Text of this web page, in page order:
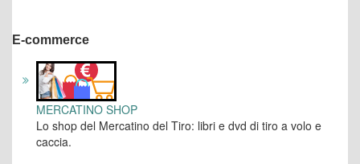
E-commerce
MERCATINO SHOP
Lo shop del Mercatino del Tiro: libri e dvd di tiro a volo e
caccia.